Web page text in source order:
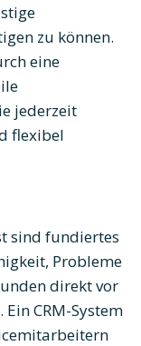
zu können.
eine
jederzeit
flexibel
sind fundiertes
Probleme
direkt vor
CRM-System